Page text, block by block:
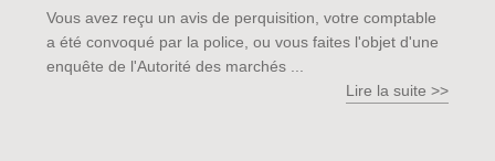
Vous avez reçu un avis de perquisition, votre comptable
a été convoqué par la police, ou vous faites l'objet d'une
enquête de l'Autorité des marchés ...
Lire la suite >>